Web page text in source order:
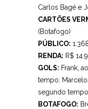
Carlos Bagé e
CARTÕES
(Botafogo)
PÚBLICO:
RENDA: R$
GOLS: Frank,
tempo;
segundo
BOTAFOGO: